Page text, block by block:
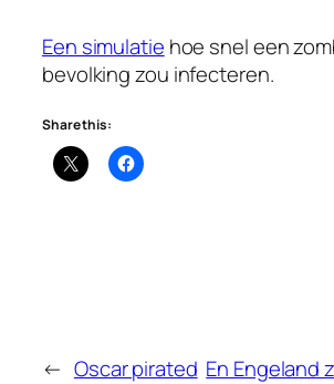
Een simulatie hoe snel een
bevolking zou infecteren.
Share this:
← Oscar pirated En Engeland